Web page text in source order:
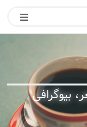
بیوگرافی